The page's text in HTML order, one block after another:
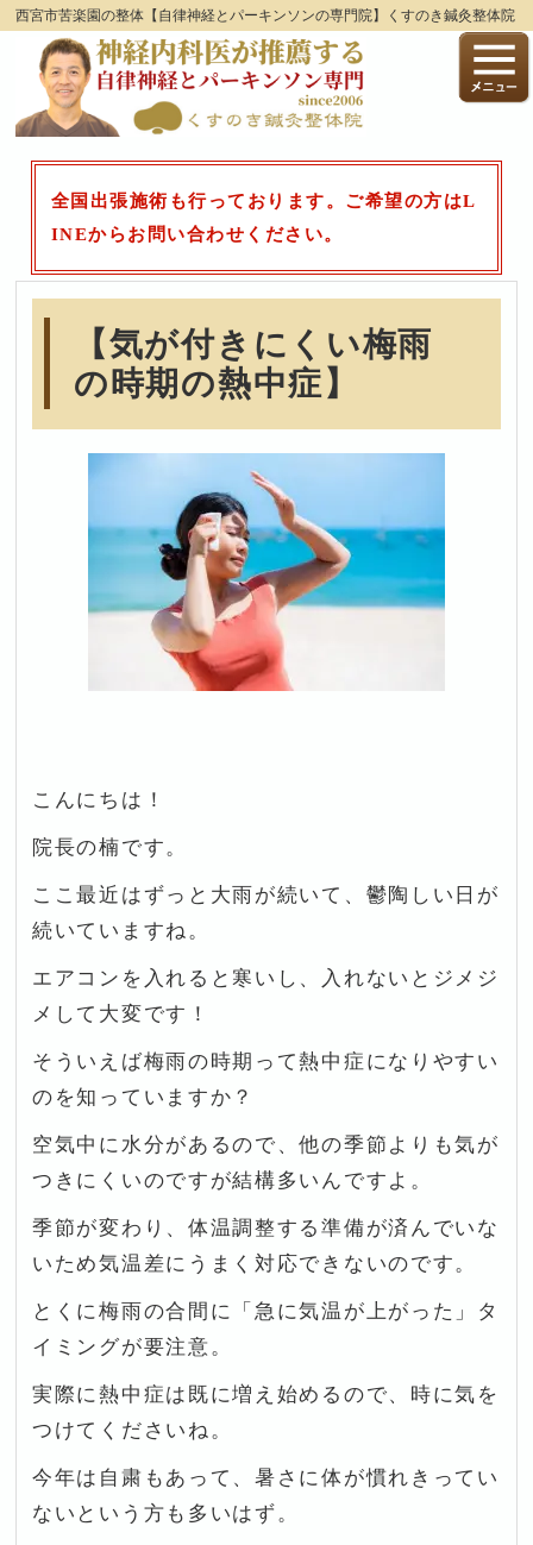
西宮市苦楽園の整体【自律神経とパーキンソンの専門院】くすのき鍼灸整体院
全国出張施術も行っております。ご希望の方はL
INEからお問い合わせください。
【気が付きにくい梅雨
の時期の熱中症】
こんにちは！
院長の楠です。
ここ最近はずっと大雨が続いて、鬱陶しい日が
続いていますね。
エアコンを入れると寒いし、入れないとジメジ
メして大変です！
そういえば梅雨の時期って熱中症になりやすい
のを知っていますか？
空気中に水分があるので、他の季節よりも気が
つきにくいのですが結構多いんですよ。
季節が変わり、体温調整する準備が済んでいな
いため気温差にうまく対応できないのです。
とくに梅雨の合間に「急に気温が上がった」タ
イミングが要注意。
実際に熱中症は既に増え始めるので、時に気を
つけてくださいね。
今年は自粛もあって、暑さに体が慣れきってい
ないという方も多いはず。